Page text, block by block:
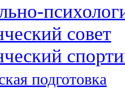
совет
подготовка